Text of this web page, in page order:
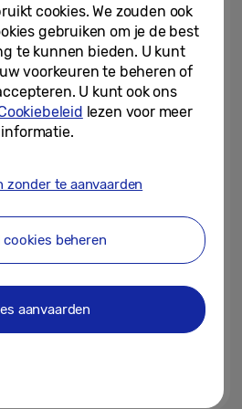
serie: altijd dunner, steviger en...
03-07-2024
[Uitnodiging] Galaxy Unpacked
juli 2024: Galaxy AI is hier
Samsung Galaxy S24-serie
Deze nieuwe smartphone zet AI
in om alles makkelijker te maken
cookies. We zouden ook
gebruiken om je de best
te kunnen bieden. U kunt
voorkeuren te beheren of
U kunt ook ons
lezen voor meer
informatie.
zonder te aanvaarden
cookies beheren
aanvaarden